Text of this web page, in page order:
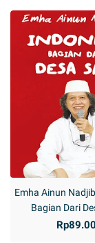
Emha Ainun
Bagian Dari